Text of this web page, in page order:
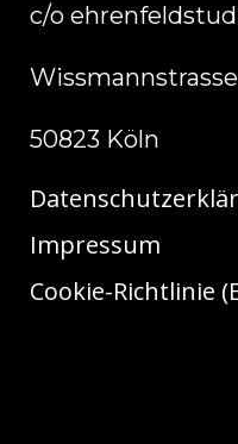
c/o
50823 Köln
Impressum
Cookie-Richtlinie